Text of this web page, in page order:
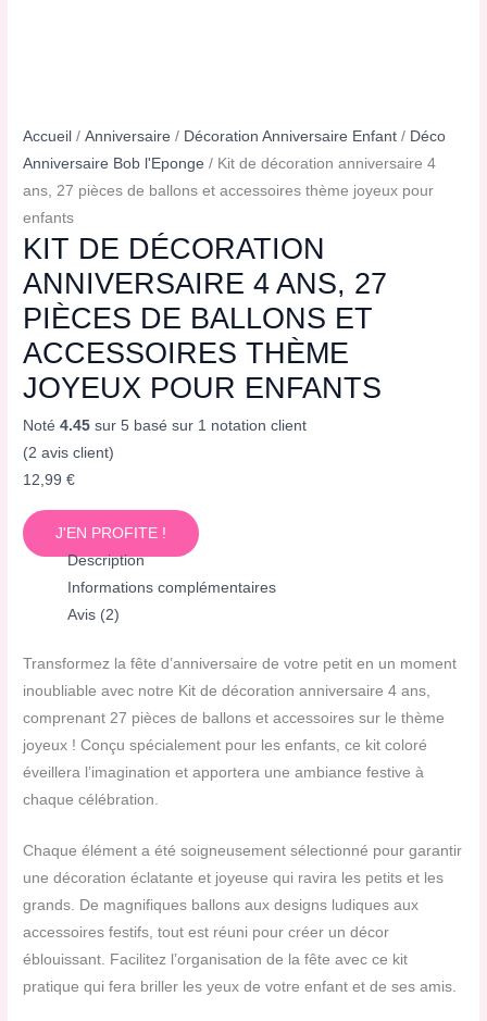
Accueil /Anniversaire / Décoration Anniversaire Enfant / Déco
Anniversaire Bob l'Eponge / Kit de décoration anniversaire 4
ans, 27 pièces de ballons et accessoires thème joyeux pour
enfants
KIT DE DÉCORATION
ANNIVERSAIRE 4 ANS, 27
PIÈCES DE BALLONS ET
ACCESSOIRES THÈME
JOYEUX POUR ENFANTS
Noté4.45 sur 5 basé sur 1 notation client
(2 avis client)
12,99€
J'EN PROFITE !
Description
Informations complémentaires
Avis (2)
Transformez la fête d’anniversaire de votre petit en un moment
inoubliable avec notre Kit de décoration anniversaire 4 ans,
comprenant 27 pièces de ballons et accessoires sur le thème
joyeux ! Conçu spécialement pour les enfants, ce kit coloré
éveillera l’imagination et apportera une ambiance festive à
chaque célébration.
Chaque élément a été soigneusement sélectionné pour garantir
une décoration éclatante et joyeuse qui ravira les petits et les
grands. De magnifiques ballons aux designs ludiques aux
accessoires festifs, tout est réuni pour créer un décor
éblouissant. Facilitez l’organisation de la fête avec ce kit
pratique qui fera briller les yeux de votre enfant et de ses amis.